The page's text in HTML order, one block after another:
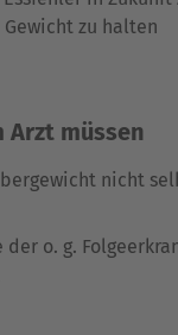
zu halten
Arzt müssen
nicht
der o. g.